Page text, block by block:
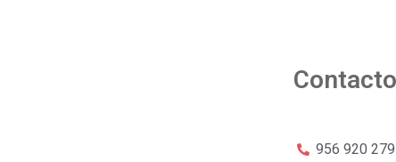
Contacto
956 920 279